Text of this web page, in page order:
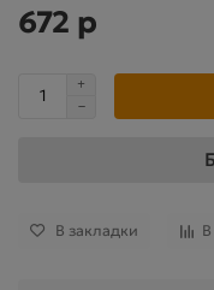
672 р
В закладки